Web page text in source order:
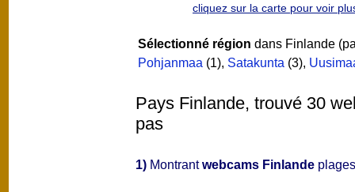
cliquez sur la carte pour voir
Sélectionné région dans Finlande
Pohjanmaa (1), Satakunta (3),
Pays Finlande, trouvé 30
pas
1) Montrantwebcams Finlande